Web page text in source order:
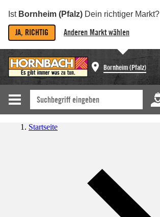
Ist Bornheim (Pfalz) Dein richtiger Markt?
JA, RICHTIG Anderen Markt wählen
Bornheim (Pfalz)
Startseite